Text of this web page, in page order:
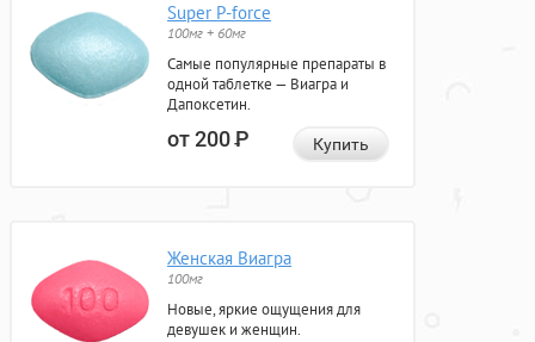
Super P-force
100мг + 60мг
Самые популярные препараты в
одной таблетке — Виагра и
Дапоксетин.
от 200Р Купить
Женская Виагра
100мг
Новые, яркие ощущения для
девушек и женщин.